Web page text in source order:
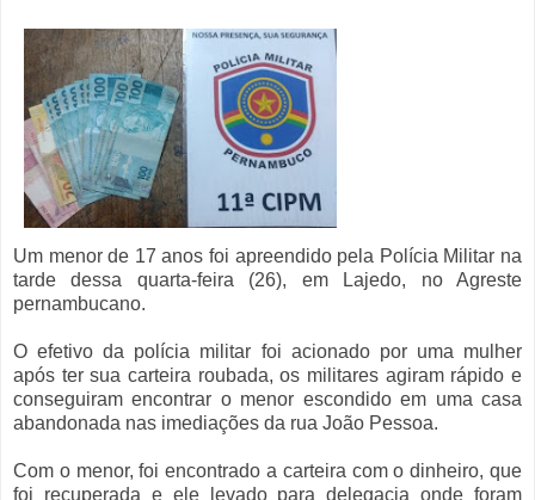
Um menor de 17 anos foi apreendido pela Polícia Militar na
tarde dessa quarta-feira (26), em Lajedo, no Agreste
pernambucano.
O efetivo da polícia militar foi acionado por uma mulher
após ter sua carteira roubada, os militares agiram rápido e
conseguiram encontrar o menor escondido em uma casa
abandonada nas imediações da rua João Pessoa.
Com o menor, foi encontrado a carteira com o dinheiro, que
foi recuperada e ele levado para delegacia onde foram